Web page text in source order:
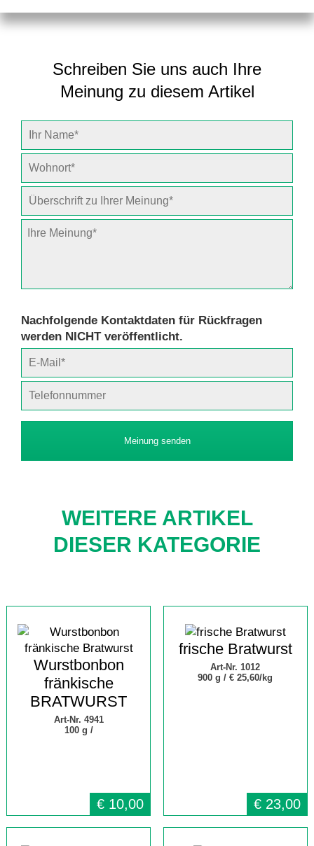
Schreiben Sie uns auch Ihre
Meinung zu diesem Artikel
Nachfolgende Kontaktdaten für Rückfragen
werden NICHT veröffentlicht.
Meinung senden
WEITERE ARTIKEL
DIESER KATEGORIE
Wurstbonbon
fränkische
BRATWURST
Art-Nr. 4941
100 g /
€ 10,00
frische Bratwurst
Art-Nr. 1012
900 g /€ 25,60/kg
€ 23,00